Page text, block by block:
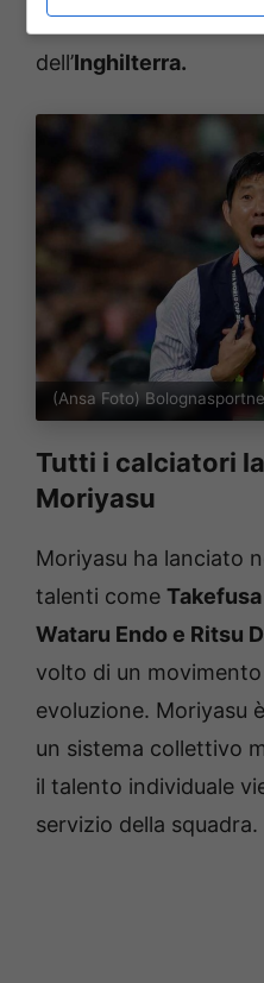
chiesto una foto a
dell’Inghilterra.
(Ansa Foto)
Tutti i calciatori
Moriyasu
Moriyasu ha lanciato
talenti come
Wataru Endo e Ritsu
volto di un
evoluzione. Moriyasu
un sistema collettivo
il talento individuale
servizio della squadra.